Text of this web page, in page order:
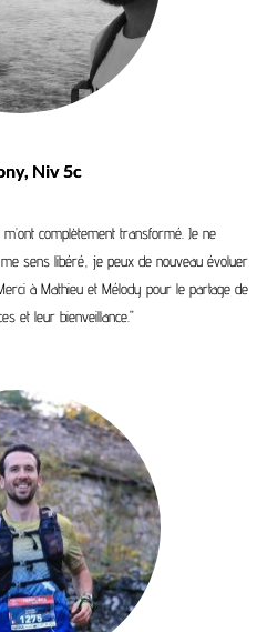
Niv 5c
complètement transformé. Je ne
me sens libéré, je peux de nouveau évoluer
à Mathieu et Mélody pour le partage de
et leur bienveillance."